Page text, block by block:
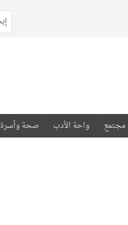
مجتمع واحة الأدب صحة وأسرة